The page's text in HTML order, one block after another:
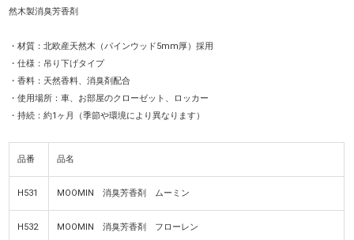
然木製消臭芳香剤
・材質：北欧産天然木（パインウッド5mm厚）採用
・仕様：吊り下げタイプ
・香料：天然香料、消臭剤配合
・使用場所：車、お部屋のクローゼット、ロッカー
・持続：約1ヶ月（季節や環境により異なります）
品番 品名
H531 MOOMIN 消臭芳香剤 ムーミン
H532 MOOMIN 消臭芳香剤 フローレン